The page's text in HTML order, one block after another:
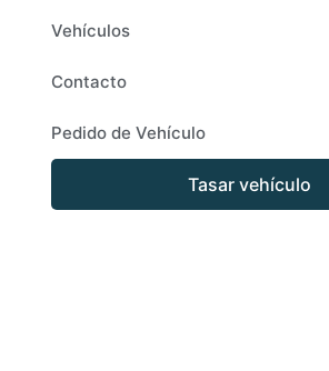
Vehículos
Contacto
Pedido de Vehículo
Tasar vehículo